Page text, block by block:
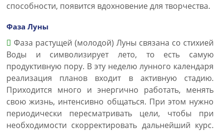
способности, появится вдохновение для творчества.
Фаза Луны
Фаза растущей (молодой) Луны связана со стихией
Воды и символизирует лето, то есть самую
продуктивную пору. В эту неделю лунного календаря
реализация планов входит в активную стадию.
Приходится много и энергично работать, менять
свою жизнь, интенсивно общаться. При этом нужно
периодически пересматривать цели, чтобы при
необходимости скорректировать дальнейший курс.